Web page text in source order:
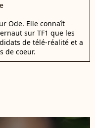
Ode. Elle connaît
sur TF1 que les
de télé-réalité et a
de coeur.